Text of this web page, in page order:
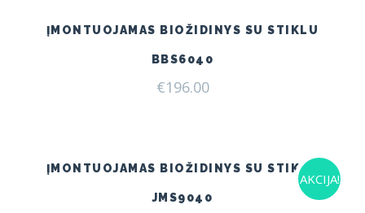
ĮMONTUOJAMAS BIOŽIDINYS SU STIKLU
BBS6040
€196.00
AKCIJA!
ĮMONTUOJAMAS BIOŽIDINYS SU STIKLU
JMS9040